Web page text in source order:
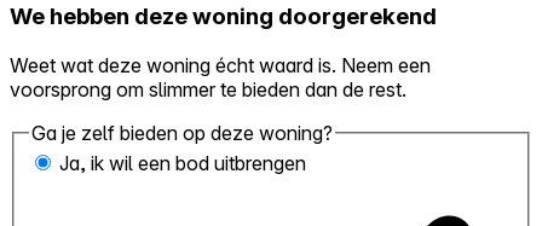
We hebben deze woning doorgerekend
Weet wat deze woning écht waard is. Neem een
voorsprong om slimmer te bieden dan de rest.
Ga je zelf bieden op deze woning?
Ja, ik wil een bod uitbrengen